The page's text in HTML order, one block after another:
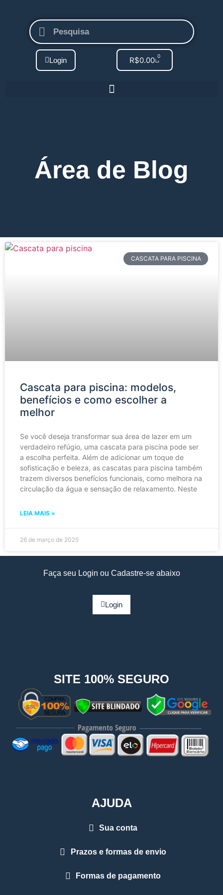
Login R$0.00 0
Área de Blog
CASCATA PARA PISCINA
Cascata para piscina: modelos,
benefícios e como escolher a
melhor
Se você deseja transformar sua área de lazer em um
verdadeiro refúgio, uma cascata para piscina pode ser
a escolha perfeita. Além de adicionar um toque de
sofisticação e beleza, as cascatas para piscina também
trazem diversos benefícios funcionais, como melhora na
circulação da água e sensação de relaxamento. Neste
LEIA MAIS »
26 de março de 2025
Faça seu Login ou Cadastre-se abaixo
Login
SITE 100% SEGURO
AJUDA
Sua conta
Prazos e formas de envio
Formas de pagamento